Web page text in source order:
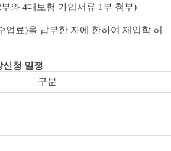
와 4대보험 가입서류 1부 첨부)
업료)을 납부한 자에 한하여 재입학 허
신청 일정
구분